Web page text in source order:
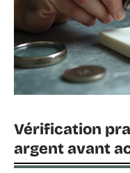
Vérification
argent avant